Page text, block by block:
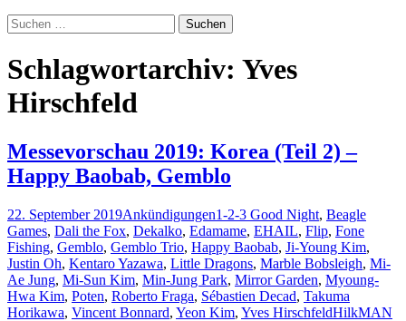
Suchen
nach:
Schlagwortarchiv: Yves
Hirschfeld
Messevorschau 2019: Korea (Teil 2) –
Happy Baobab, Gemblo
22. September 2019Ankündigungen1-2-3 Good Night, Beagle
Games, Dali the Fox, Dekalko, Edamame, EHAIL, Flip, Fone
Fishing, Gemblo, Gemblo Trio, Happy Baobab, Ji-Young Kim,
Justin Oh, Kentaro Yazawa, Little Dragons, Marble Bobsleigh, Mi-
Ae Jung, Mi-Sun Kim, Min-Jung Park, Mirror Garden, Myoung-
Hwa Kim, Poten, Roberto Fraga, Sébastien Decad, Takuma
Horikawa, Vincent Bonnard, Yeon Kim, Yves HirschfeldHilkMAN